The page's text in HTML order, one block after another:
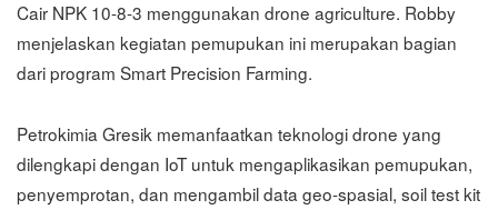
Cair NPK 10-8-3 menggunakan drone agriculture. Robby
menjelaskan kegiatan pemupukan ini merupakan bagian
dari program Smart Precision Farming.
Petrokimia Gresik memanfaatkan teknologi drone yang
dilengkapi dengan IoT untuk mengaplikasikan pemupukan,
penyemprotan, dan mengambil data geo-spasial, soil test kit